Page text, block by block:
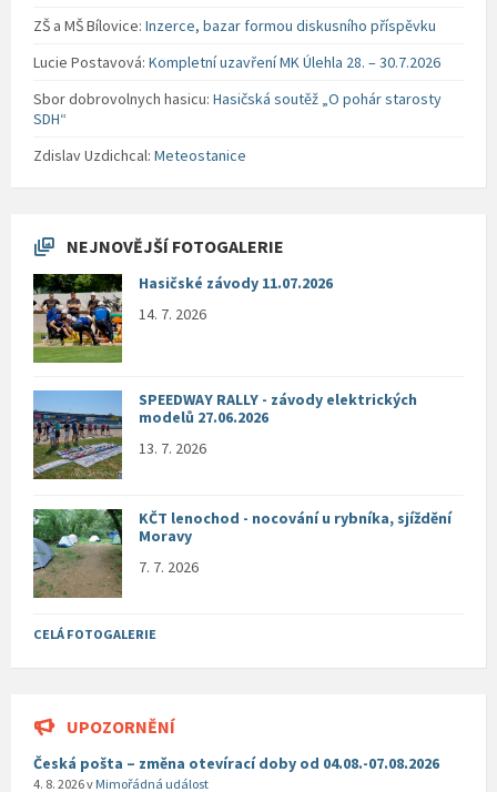
ZŠ a MŠ Bílovice: Inzerce, bazar formou diskusního příspěvku
Lucie Postavová: Kompletní uzavření MK Úlehla 28. – 30.7.2026
Sbor dobrovolnych hasicu: Hasičská soutěž „O pohár starosty
SDH“
Zdislav Uzdichcal: Meteostanice
NEJNOVĚJŠÍ FOTOGALERIE
Hasičské závody 11.07.2026
14. 7. 2026
SPEEDWAY RALLY - závody elektrických
modelů 27.06.2026
13. 7. 2026
KČT lenochod - nocování u rybníka, sjíždění
Moravy
7. 7. 2026
CELÁ FOTOGALERIE
UPOZORNĚNÍ
Česká pošta – změna otevírací doby od 04.08.-07.08.2026
4. 8. 2026v Mimořádná událost